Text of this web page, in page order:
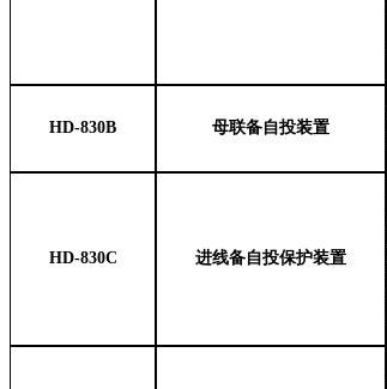
HD-830B 母联备自投装置
HD-830C 进线备自投保护装置